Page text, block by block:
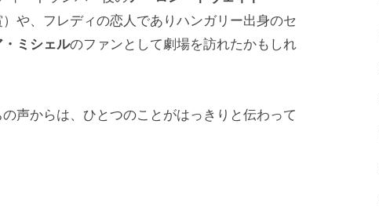
や、フレディの恋人でありハンガリー出身のセ
・ミシェルのファンとして劇場を訪れたかもしれ
声からは、ひとつのことがはっきりと伝わって